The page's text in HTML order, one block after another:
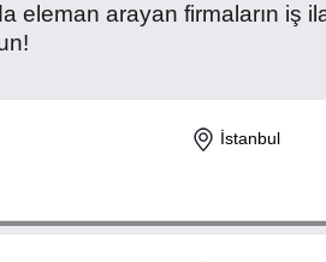
arayan firmaların iş
İstanbul